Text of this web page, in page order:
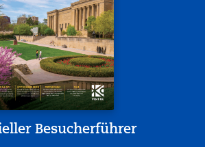
Besucherführer